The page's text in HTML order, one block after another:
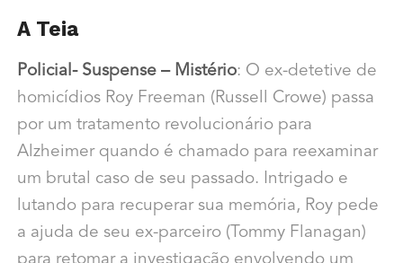
A Teia
Policial- Suspense – Mistério: O ex-detetive de
homicídios Roy Freeman (Russell Crowe) passa
por um tratamento revolucionário para
Alzheimer quando é chamado para reexaminar
um brutal caso de seu passado. Intrigado e
lutando para recuperar sua memória, Roy pede
a ajuda de seu ex-parceiro (Tommy Flanagan)